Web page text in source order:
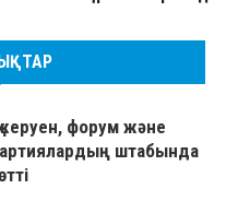
керуен, форум және
штабында